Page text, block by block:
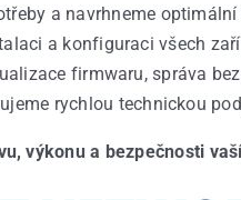
a navrhneme optimální
a konfiguraci všech
firmwaru,správa
rychlou technickou
výkonu a bezpečnosti